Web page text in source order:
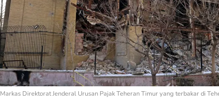
Markas Direktorat Jenderal Urusan Pajak Teheran Timur yang terbakar di